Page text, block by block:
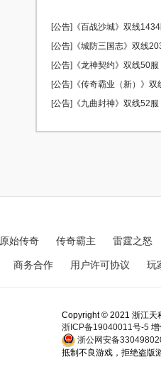
[公告]《百战沙城》双线
[公告]《城防三国志》双线
[公告]《龙神契约》双线50
[公告]《传奇霸业（新）》
[公告]《九曲封神》双线52
原始传奇 传奇霸主 雷霆之怒
商务合作 用户许可协议 玩
Copyright © 2021 浙江天
浙ICP备19040011号-5
浙公网安备
抵制不良游戏，拒绝盗版